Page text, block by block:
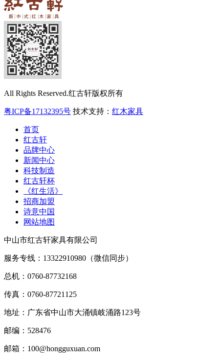
All Rights Reserved.红古轩版权所有
粤ICP备17132395号 技术支持： 红木家具
首页
红古轩
品牌中心
新闻中心
科技制造
红古轩杯
《红生活》
招商加盟
诗意中国
网站地图
中山市红古轩家具有限公司
服务专线：13322910980（微信同步）
总机：0760-87732168
传真：0760-87721125
地址：广东省中山市大涌镇岐涌路123号
邮编：528476
邮箱：100@hongguxuan.com